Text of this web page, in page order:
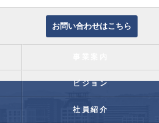
お問い合わせはこちら
ビジョン
社員紹介